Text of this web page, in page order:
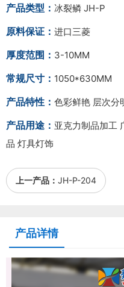
产品类型： 冰裂鳞 JH-P
原料保证： 进口三菱
厚度范围： 3-10MM
常规尺寸： 1050*630MM
产品特性： 色彩鲜艳 层次分
产品用途： 亚克力制品加工
品 灯具灯饰
上一产品： JH-P-204
产品详情